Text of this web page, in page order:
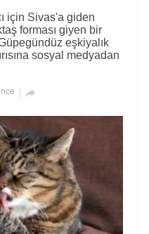
için Sivas'a giden
forması giyen bir
eşkiyalık
sosyal medyadan
